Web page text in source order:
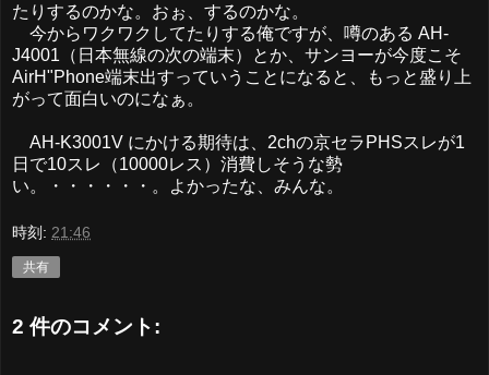
たりするのかな。おぉ、するのかな。
今からワクワクしてたりする俺ですが、噂のある AH-
J4001（日本無線の次の端末）とか、サンヨーが今度こそ
AirH"Phone端末出すっていうことになると、もっと盛り上
がって面白いのになぁ。
AH-K3001V にかける期待は、2chの京セラPHSスレが1
日で10スレ（10000レス）消費しそうな勢
い。・・・・・・。よかったな、みんな。
時刻: 21:46
共有
2 件のコメント: